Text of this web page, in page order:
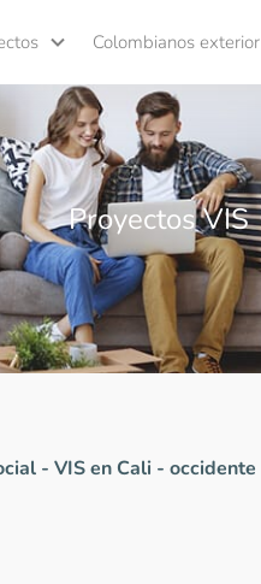
Colombianos exterior
Proyectos VIS
- VIS en Cali - occidente